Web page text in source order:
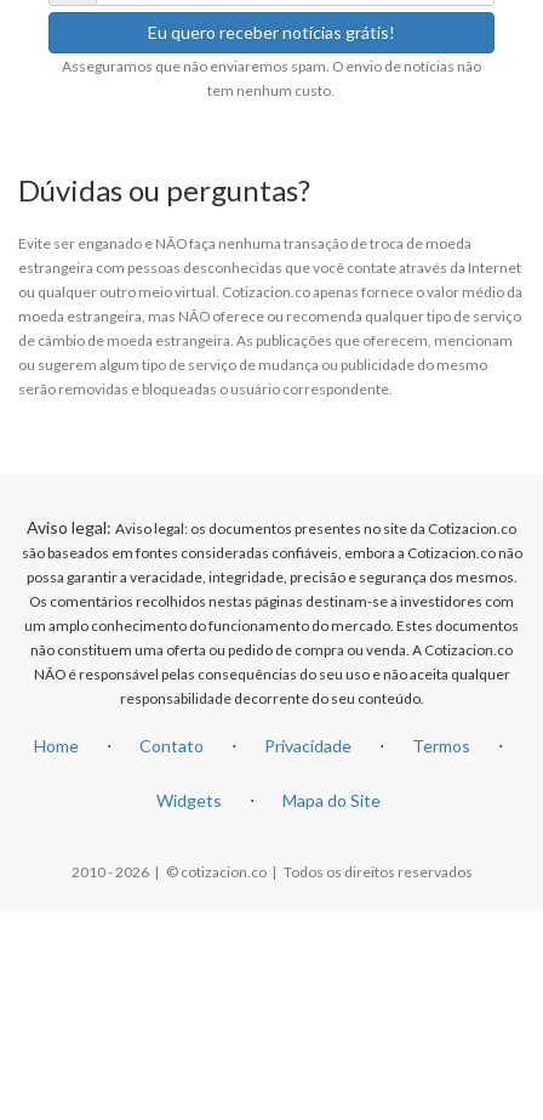
Asseguramos que não enviaremos spam. O envio de notícias não
tem nenhum custo.
Dúvidas ou perguntas?
Evite ser enganado e NÃO faça nenhuma transação de troca de moeda
estrangeira com pessoas desconhecidas que você contate através da Internet
ou qualquer outro meio virtual. Cotizacion.co apenas fornece o valor médio da
moeda estrangeira, mas NÃO oferece ou recomenda qualquer tipo de serviço
de câmbio de moeda estrangeira. As publicações que oferecem, mencionam
ou sugerem algum tipo de serviço de mudança ou publicidade do mesmo
serão removidas e bloqueadas o usuário correspondente.
Aviso legal: Aviso legal: os documentos presentes no site da Cotizacion.co
são baseados em fontes consideradas confiáveis, embora a Cotizacion.co não
possa garantir a veracidade, integridade, precisão e segurança dos mesmos.
Os comentários recolhidos nestas páginas destinam-se a investidores com
um amplo conhecimento do funcionamento do mercado. Estes documentos
não constituem uma oferta ou pedido de compra ou venda. A Cotizacion.co
NÃO é responsável pelas consequências do seu uso e não aceita qualquer
responsabilidade decorrente do seu conteúdo.
Home ⋅ Contato ⋅ Privacidade ⋅ Termos ⋅
Widgets ⋅ Mapa do Site
2010 - 2026 | © cotizacion.co | Todos os direitos reservados